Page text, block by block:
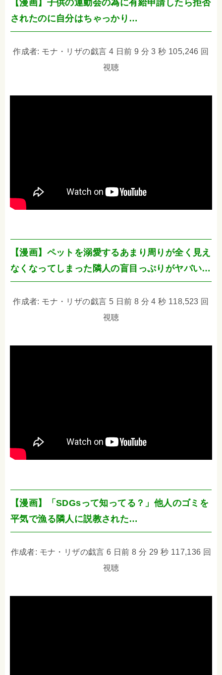
【漫画】子供の運動会の為に有給申請したら拒否
されたのに自分はちゃっかり…
作成者: モナ・リザの戯言 4 日前 9 分 3 秒 105,246 回
視聴
【漫画】ペットを溺愛するあまり周りが全く見え
なくなってしまった隣人の盲目っぷりがヤバい…
作成者: モナ・リザの戯言 5 日前 8 分 4 秒 118,523 回
視聴
【漫画】「SDGsって知ってる？」他人のゴミを
平気で漁る隣人に説教された…
作成者: モナ・リザの戯言 6 日前 8 分 29 秒 117,136 回
視聴